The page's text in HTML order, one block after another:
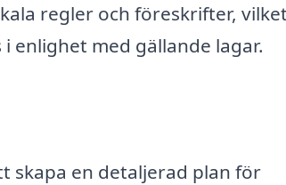
regler och föreskrifter,
med gällande lagar.
skapa en detaljerad plan för